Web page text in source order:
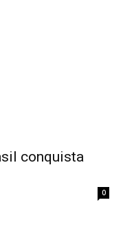
conquista
0